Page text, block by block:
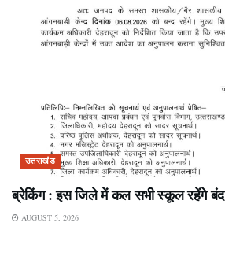
उत्तराखंड
ब्रेकिंग : इस जिले में कल सभी स्कूल रहेंगे बंद
AUGUST 5, 2026